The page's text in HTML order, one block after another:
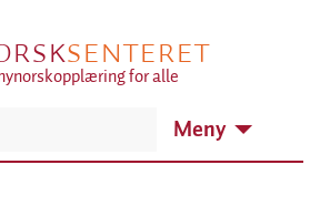
SENTERET
for alle
Meny